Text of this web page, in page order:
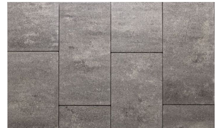
Ga
naar
het
einde
van
de
afbeeldingen-
gallerij